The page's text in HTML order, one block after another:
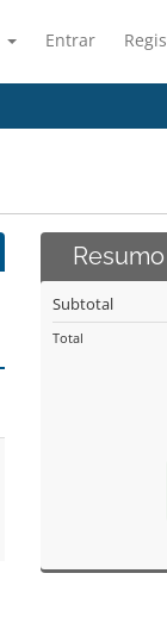
Entrar
Subtotal
Total